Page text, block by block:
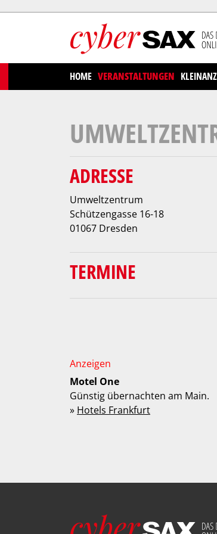
HOME VERANSTALTUNGEN
ADRESSE
Umweltzentrum
Schützengasse 16-18
01067 Dresden
TERMINE
Motel One
Günstig übernachten am Main.
» Hotels Frankfurt